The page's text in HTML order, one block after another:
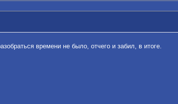
времени не было, отчего и забил, в итоге.